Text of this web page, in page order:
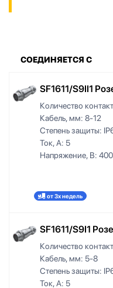
СОЕДИНЯЕТСЯ С
SF1611/S9II1
Количество
Кабель, мм: 8-12
Степень защиты:
Ток, А: 5
Напряжение, В: 400
от 3х недель
SF1611/S9I1
Количество
Кабель, мм: 5-8
Степень защиты:
Ток, А: 5